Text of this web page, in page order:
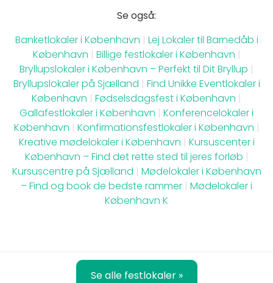
Se også:
Banketlokaler i København | Lej Lokaler til Barnedåb i
København | Billige festlokaler i København |
Bryllupslokaler i København – Perfekt til Dit Bryllup |
Bryllupslokaler på Sjælland | Find Unikke Eventlokaler i
København | Fødselsdagsfest i København |
Gallafestlokaler i København | Konferencelokaler i
København | Konfirmationsfestlokaler i København |
Kreative mødelokaler i København | Kursuscenter i
København – Find det rette sted til jeres forløb |
Kursuscentre på Sjælland | Mødelokaler i København
– Find og book de bedste rammer | Mødelokaler i
København K
Se alle festlokaler »